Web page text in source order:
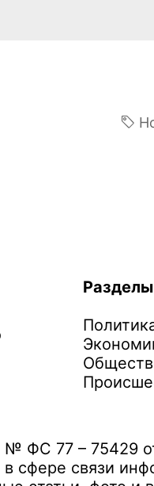
Разделы
ФС 77 – 75429
сфере связи